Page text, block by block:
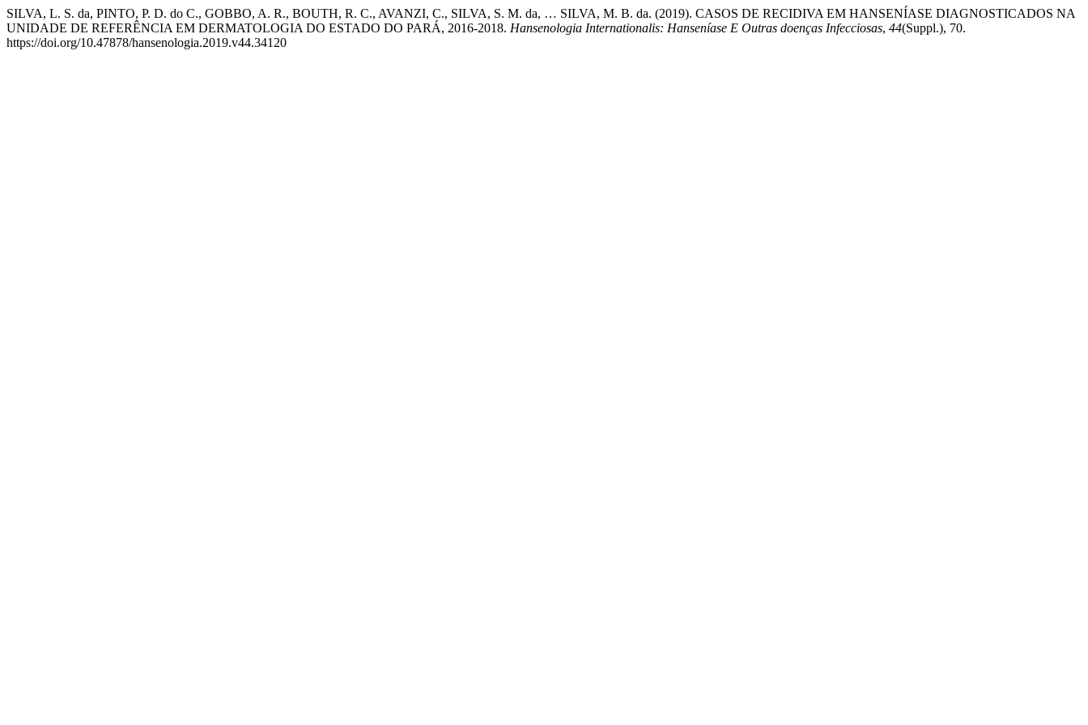
SILVA, L. S. da, PINTO, P. D. do C., GOBBO, A. R., BOUTH, R. C., AVANZI, C., SILVA, S. M. da, … SILVA, M. B. da. (2019). CASOS DE RECIDIVA EM HANSENÍASE DIAGNOSTICADOS NA
UNIDADE DE REFERÊNCIA EM DERMATOLOGIA DO ESTADO DO PARÁ, 2016-2018. Hansenologia Internationalis: Hanseníase E Outras doenças Infecciosas, 44(Suppl.), 70.
https://doi.org/10.47878/hansenologia.2019.v44.34120